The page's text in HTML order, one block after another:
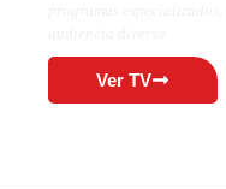
Ver TV